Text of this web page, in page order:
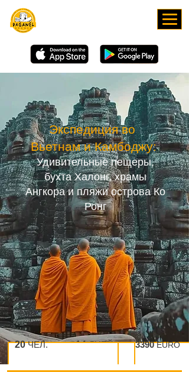
Экспедиция во
Вьетнам и Камбоджу:
Удивительные пещеры,
бухта Халонг, храмы
Ангкора и пляжи острова Ко
Ронг
14 ДНЕЙ
20 ЧЕЛ. 3390EURO